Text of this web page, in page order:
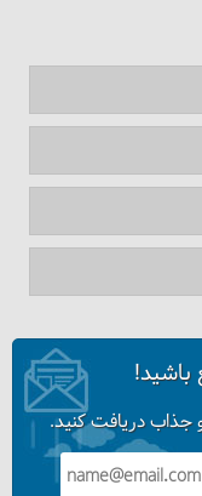
باشید!
جذاب دریافت کنید.